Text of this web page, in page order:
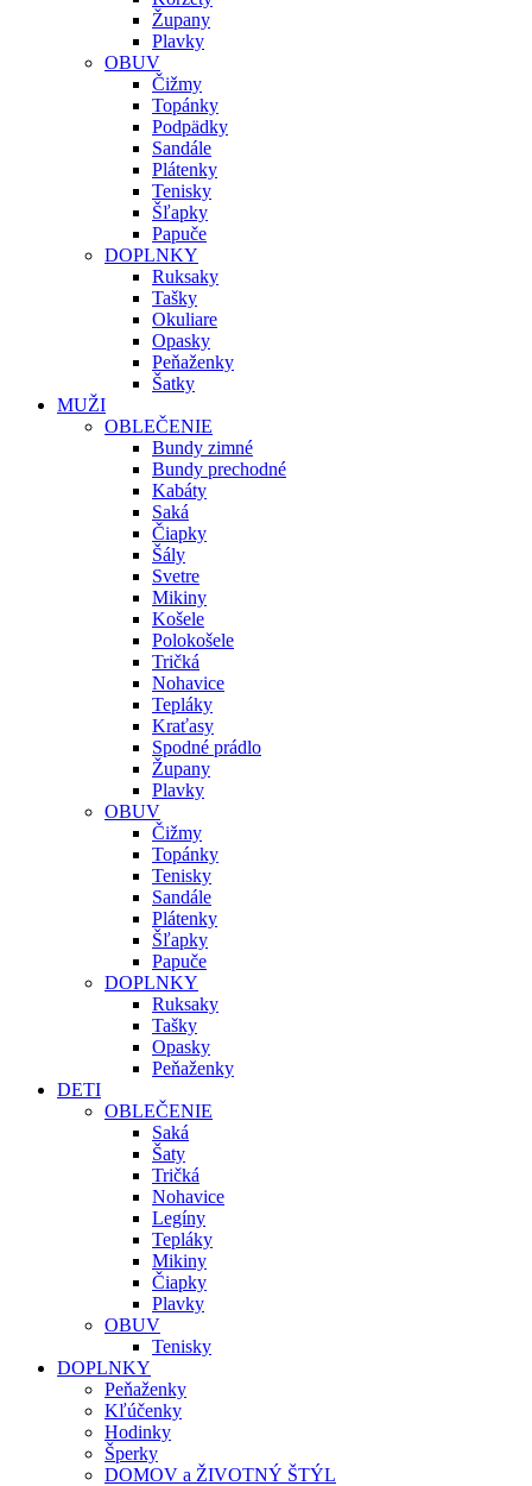
Župany
Plavky
OBUV
Čižmy
Topánky
Podpädky
Sandále
Plátenky
Tenisky
Šľapky
Papuče
DOPLNKY
Ruksaky
Tašky
Okuliare
Opasky
Peňaženky
Šatky
MUŽI
OBLEČENIE
Bundy zimné
Bundy prechodné
Kabáty
Saká
Čiapky
Šály
Svetre
Mikiny
Košele
Polokošele
Tričká
Nohavice
Tepláky
Kraťasy
Spodné prádlo
Župany
Plavky
OBUV
Čižmy
Topánky
Tenisky
Sandále
Plátenky
Šľapky
Papuče
DOPLNKY
Ruksaky
Tašky
Opasky
Peňaženky
DETI
OBLEČENIE
Saká
Šaty
Tričká
Nohavice
Legíny
Tepláky
Mikiny
Čiapky
Plavky
OBUV
Tenisky
DOPLNKY
Peňaženky
Kľúčenky
Hodinky
Šperky
DOMOV a ŽIVOTNÝ ŠTÝL